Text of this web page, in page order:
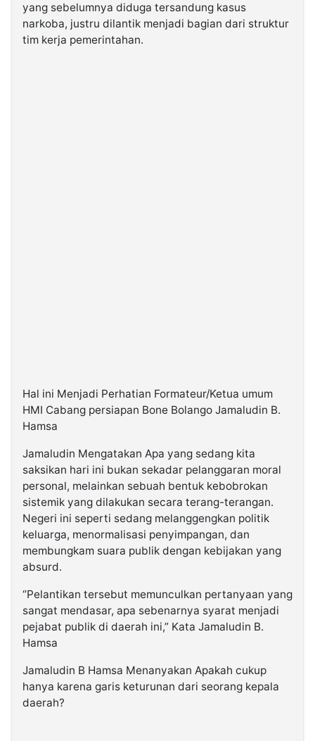
Kabarbaru.co
2026
yang sebelumnya diduga tersandung kasus
narkoba, justru dilantik menjadi bagian dari struktur
tim kerja pemerintahan.
Hal ini Menjadi Perhatian Formateur/Ketua umum
HMI Cabang persiapan Bone Bolango Jamaludin B.
Hamsa
Jamaludin Mengatakan Apa yang sedang kita
saksikan hari ini bukan sekadar pelanggaran moral
personal, melainkan sebuah bentuk kebobrokan
sistemik yang dilakukan secara terang-terangan.
Negeri ini seperti sedang melanggengkan politik
keluarga, menormalisasi penyimpangan, dan
membungkam suara publik dengan kebijakan yang
absurd.
‘’Pelantikan tersebut memunculkan pertanyaan yang
sangat mendasar, apa sebenarnya syarat menjadi
pejabat publik di daerah ini,” Kata Jamaludin B.
Hamsa
Jamaludin B Hamsa Menanyakan Apakah cukup
hanya karena garis keturunan dari seorang kepala
daerah?